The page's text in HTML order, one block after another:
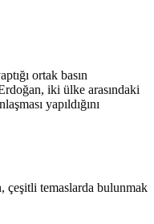
ortak basın
iki ülke arasındaki
yapıldığını
çeşitli temaslarda bulunmak